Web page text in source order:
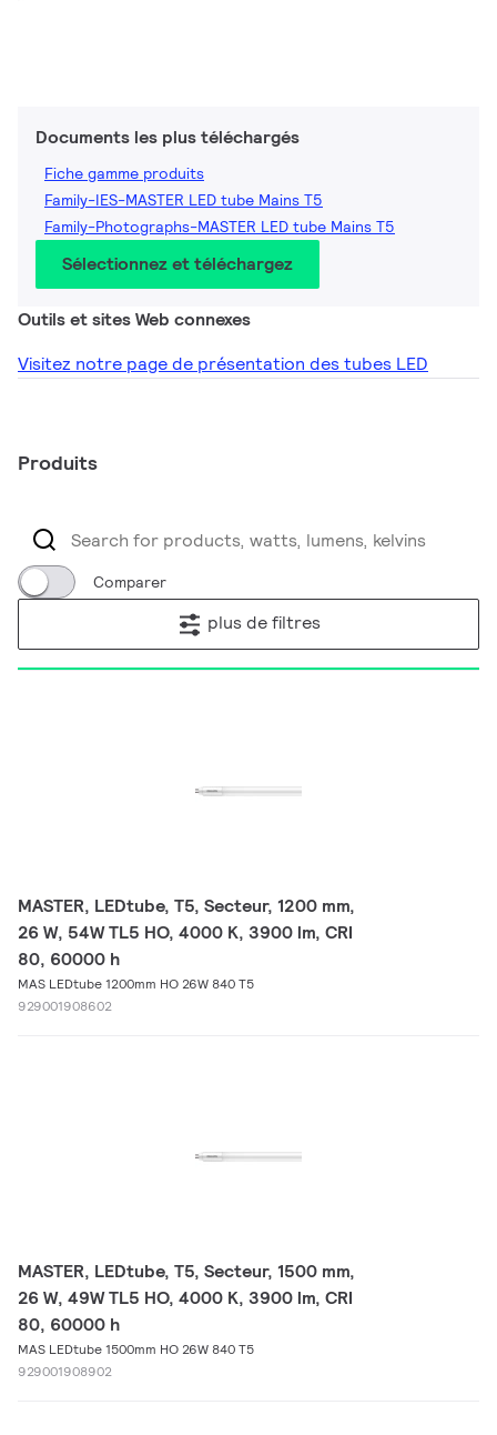
Documents les plus téléchargés
Fiche gamme produits
Family-IES-MASTER LED tube Mains T5
Family-Photographs-MASTER LED tube Mains T5
Sélectionnez et téléchargez
Outils et sites Web connexes
Visitez notre page de présentation des tubes LED
Produits
Comparer
plus de filtres
MASTER, LEDtube, T5, Secteur, 1200 mm,
26 W, 54W TL5 HO, 4000 K, 3900 lm, CRI
80, 60000 h
MAS LEDtube 1200mm HO 26W 840 T5
929001908602
MASTER, LEDtube, T5, Secteur, 1500 mm,
26 W, 49W TL5 HO, 4000 K, 3900 lm, CRI
80, 60000 h
MAS LEDtube 1500mm HO 26W 840 T5
929001908902